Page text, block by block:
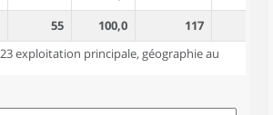
55 100,0 117
exploitation principale, géographie au